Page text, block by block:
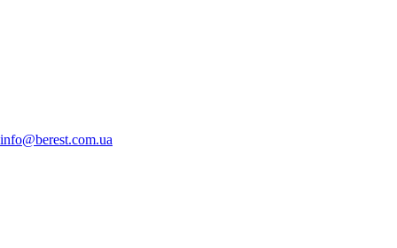
info@berest.com.ua